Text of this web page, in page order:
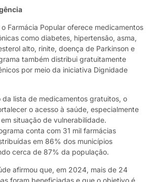
Farmácia Popular oferece medicamentos
como diabetes, hipertensão, asma,
alto, rinite, doença de Parkinson e
também distribui gratuitamente
por meio da iniciativa Dignidade
da lista de medicamentos gratuitos, o
o acesso à saúde, especialmente
situação de vulnerabilidade.
conta com 31 mil farmácias
em 86% dos municípios
cerca de 87% da população.
afirmou que, em 2024, mais de 24
foram beneficiadas e que o objetivo é